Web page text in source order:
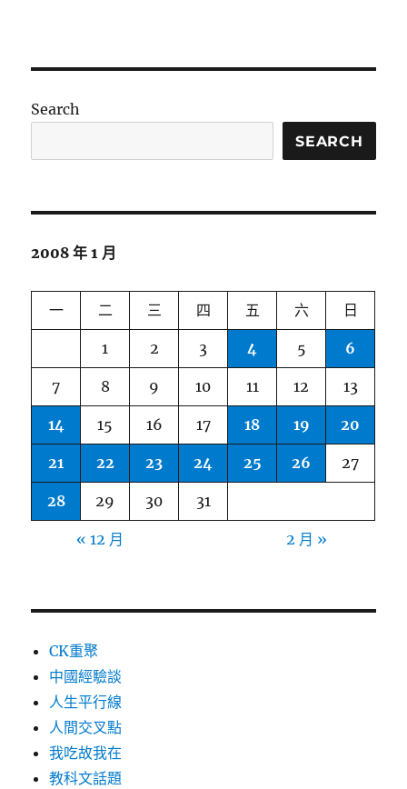
Search
SEARCH
2008 年 1 月
一 二 三 四 五 六 日
1 2 3 4 5 6
7 8 9 10 11 12 13
14 15 16 17 18 19 20
21 22 23 24 25 26 27
28 29 30 31
« 12 月 2 月 »
CK重聚
中國經驗談
人生平行線
人間交叉點
我吃故我在
教科文話題